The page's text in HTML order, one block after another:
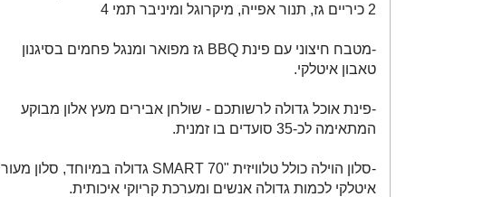
2 כיריים גז, תנור אפייה, מיקרוגל ומיניבר תמי 4
-מטבח חיצוני עם פינת BBQ גז מפואר ומנגל פחמים בסיגנון
טאבון איטלקי.
-פינת אוכל גדולה לרשותכם - שולחן אבירים מעץ אלון מבוקע
המתאימה לכ-35 סועדים בו זמנית.
-סלון הוילה כולל טלוויזית "SMART 70 גדולה במיוחד, סלון מעור
איטלקי לכמות גדולה אנשים ומערכת קריוקי איכותית.